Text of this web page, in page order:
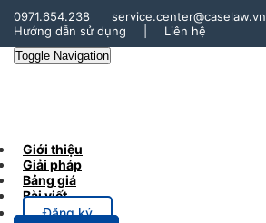
0971.654.238
service.center@caselaw.vn
Hướng dẫn sử dụng
Liên hệ
Toggle Navigation
Giới thiệu
Giải pháp
Bảng giá
Bài viết
Đăng ký